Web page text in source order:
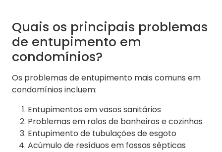
Quais os principais problemas
de entupimento em
condomínios?
Os problemas de entupimento mais comuns em
condomínios incluem:
Entupimentos em vasos sanitários
Problemas em ralos de banheiros e cozinhas
Entupimento de tubulações de esgoto
Acúmulo de resíduos em fossas sépticas